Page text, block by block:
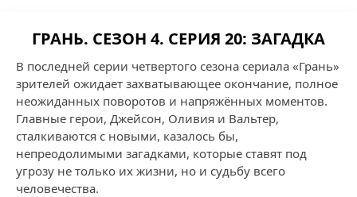
ГРАНЬ. СЕЗОН 4. СЕРИЯ 20: ЗАГАДКА
В последней серии четвертого сезона сериала «Грань»
зрителей ожидает захватывающее окончание, полное
неожиданных поворотов и напряжённых моментов.
Главные герои, Джейсон, Оливия и Вальтер,
сталкиваются с новыми, казалось бы,
непреодолимыми загадками, которые ставят под
угрозу не только их жизни, но и судьбу всего
человечества.